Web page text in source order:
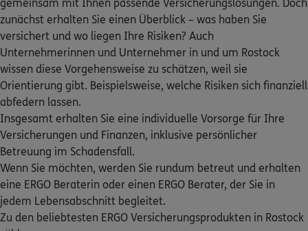
Bequem online oder telefonisch
Rechnung einreichen
ERGO Berater finden
Kundenportal Log-in
Stefan Czarnetzki
Wismarsche Str. 27,18057 Rostock(2.0 km)
Homepage besuchen
Hannes Kaselow
Stephanstr. 2 ,18055 Rostock(3.4 km)
Homepage besuchen
/5 ERGO
Andre Lange
Grubenstr. 25,18055 Rostock(3.4 km)
gemeinsam mit Ihnen passende Versicherungslösungen. Doch
zunächst erhalten Sie einen Überblick – was haben Sie
versichert und wo liegen Ihre Risiken? Auch
Unternehmerinnen und Unternehmer in und um Rostock
wissen diese Vorgehensweise zu schätzen, weil sie
Orientierung gibt. Beispielsweise, welche Risiken sich finanziell
abfedern lassen.
Insgesamt erhalten Sie eine individuelle Vorsorge für Ihre
Versicherungen und Finanzen, inklusive persönlicher
Betreuung im Schadensfall.
Wenn Sie möchten, werden Sie rundum betreut und erhalten
eine ERGO Beraterin oder einen ERGO Berater, der Sie in
jedem Lebensabschnitt begleitet.
Zu den beliebtesten ERGO Versicherungsprodukten in Rostock